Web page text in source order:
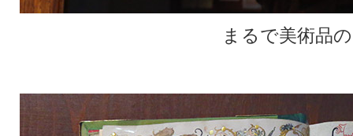
まるで美術品